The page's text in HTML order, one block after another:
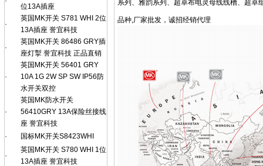
位13A插座
·
英国MK开关 S781 WHI 2位
13A插座 誉宜科技
·
英国MK开关 86486 GRY插
座灯掣 誉宜科技 正品直销
·
英国MK开关 56401 GRY
10A 1G 2W SP SW IP56防
水开关双控
·
英国MK防水开关
56410GRY 13A保险丝接线
座 誉宜科技
·
国标MK开关S8423WHI
·
英国MK开关 S780 WHI 1位
13A插座 誉宜科技
系列、雅韵系列、超卓布电灵母线线槽、超
品种,厂家批发，诚招经销代理